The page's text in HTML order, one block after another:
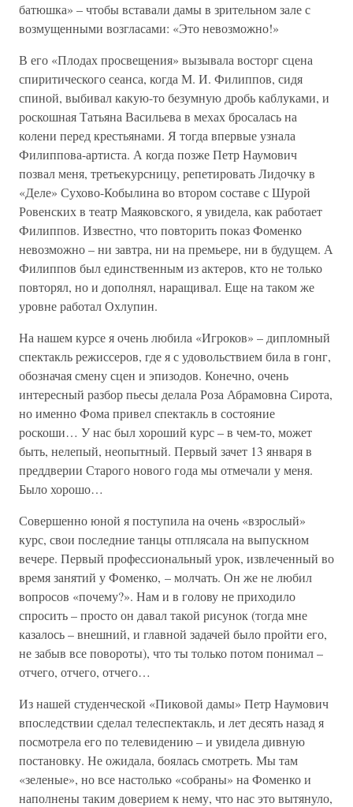
батюшка» – чтобы вставали дамы в зрительном зале с
возмущенными возгласами: «Это невозможно!»
В его «Плодах просвещения» вызывала восторг сцена
спиритического сеанса, когда М. И. Филиппов, сидя
спиной, выбивал какую-то безумную дробь каблуками, и
роскошная Татьяна Васильева в мехах бросалась на
колени перед крестьянами. Я тогда впервые узнала
Филиппова-артиста. А когда позже Петр Наумович
позвал меня, третьекурсницу, репетировать Лидочку в
«Деле» Сухово-Кобылина во втором составе с Шурой
Ровенских в театр Маяковского, я увидела, как работает
Филиппов. Известно, что повторить показ Фоменко
невозможно – ни завтра, ни на премьере, ни в будущем. А
Филиппов был единственным из актеров, кто не только
повторял, но и дополнял, наращивал. Еще на таком же
уровне работал Охлупин.
На нашем курсе я очень любила «Игроков» – дипломный
спектакль режиссеров, где я с удовольствием била в гонг,
обозначая смену сцен и эпизодов. Конечно, очень
интересный разбор пьесы делала Роза Абрамовна Сирота,
но именно Фома привел спектакль в состояние
роскоши… У нас был хороший курс – в чем-то, может
быть, нелепый, неопытный. Первый зачет 13 января в
преддверии Старого нового года мы отмечали у меня.
Было хорошо…
Совершенно юной я поступила на очень «взрослый»
курс, свои последние танцы отплясала на выпускном
вечере. Первый профессиональный урок, извлеченный во
время занятий у Фоменко, – молчать. Он же не любил
вопросов «почему?». Нам и в голову не приходило
спросить – просто он давал такой рисунок (тогда мне
казалось – внешний, и главной задачей было пройти его,
не забыв все повороты), что ты только потом понимал –
отчего, отчего, отчего…
Из нашей студенческой «Пиковой дамы» Петр Наумович
впоследствии сделал телеспектакль, и лет десять назад я
посмотрела его по телевидению – и увидела дивную
постановку. Не ожидала, боялась смотреть. Мы там
«зеленые», но все настолько «собраны» на Фоменко и
наполнены таким доверием к нему, что нас это вытянуло,